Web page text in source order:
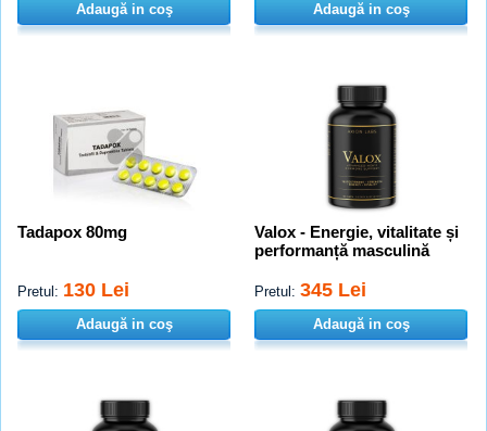
Adaugă in coş Adaugă in coş
Tadapox 80mg
Pretul: 130 Lei
Adaugă in coş
Valox - Energie, vitalitate și
performanță masculină
Pretul: 345 Lei
Adaugă in coş